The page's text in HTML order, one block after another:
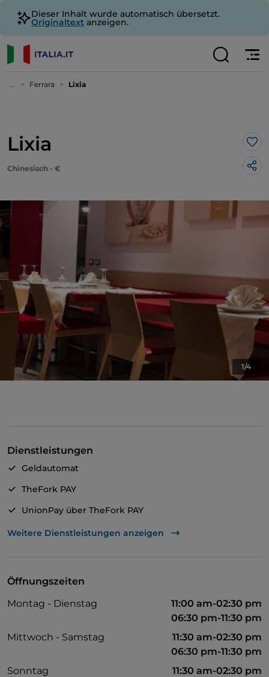
Dieser Inhalt wurde automatisch übersetzt.
Originaltext anzeigen.
... Ferrara Lixia
Lixia
Chinesisch - €
1/4
Dienstleistungen
Geldautomat
TheFork PAY
UnionPay über TheFork PAY
WLAN
Weitere Dienstleistungen anzeigen
Öffnungszeiten
Montag - Dienstag
11:00 am-02:30 pm
06:30 pm-11:30 pm
Mittwoch - Samstag
11:30 am-02:30 pm
06:30 pm-11:30 pm
Sonntag
11:30 am-02:30 pm